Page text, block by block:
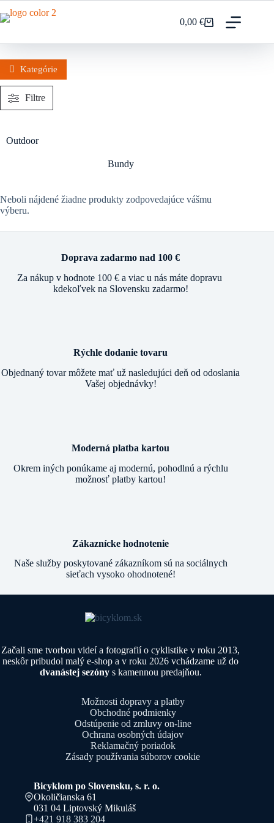
na
Nákupný
0,00€
Outdoor
Bundy
Neboli nájdené žiadne produkty zodpovedajúce vášmu
výberu.
Kategórie
Filtre
Doprava zadarmo nad 100 €
Za nákup v hodnote 100 € a viac u nás máte dopravu
kdekoľvek na Slovensku zadarmo!
Rýchle dodanie tovaru
Objednaný tovar môžete mať už nasledujúci deň od odoslania
Vašej objednávky!
Moderná platba kartou
Okrem iných ponúkame aj modernú, pohodlnú a rýchlu
možnosť platby kartou!
Zákaznícke hodnotenie
Naše služby poskytované zákazníkom sú na sociálnych
sieťach vysoko ohodnotené!
Začali sme tvorbou videí a fotografií o cyklistike v roku 2013,
neskôr pribudol malý e-shop a v roku 2026 vchádzame už do
dvanástej sezónys kamennou predajňou.
Možnosti dopravy a platby
Obchodné podmienky
Odstúpenie od zmluvy on-line
Ochrana osobných údajov
Reklamačný poriadok
Zásady používania súborov cookie
Bicyklom po Slovensku, s. r. o.
Okoličianska 61
031 04 Liptovský Mikuláš
+421 918 383 204